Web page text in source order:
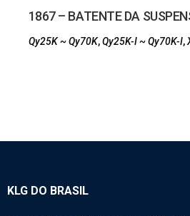
1867 – BATENTE DA
Qy25K ~ Qy70K,Qy25K-I ~ Qy70K-I,
KLG DO BRASIL